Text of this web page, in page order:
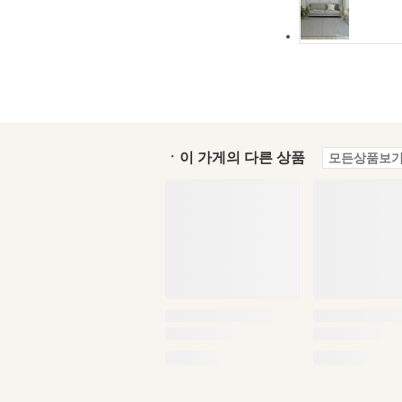
ㆍ이 가게의 다른 상품 모든상품보